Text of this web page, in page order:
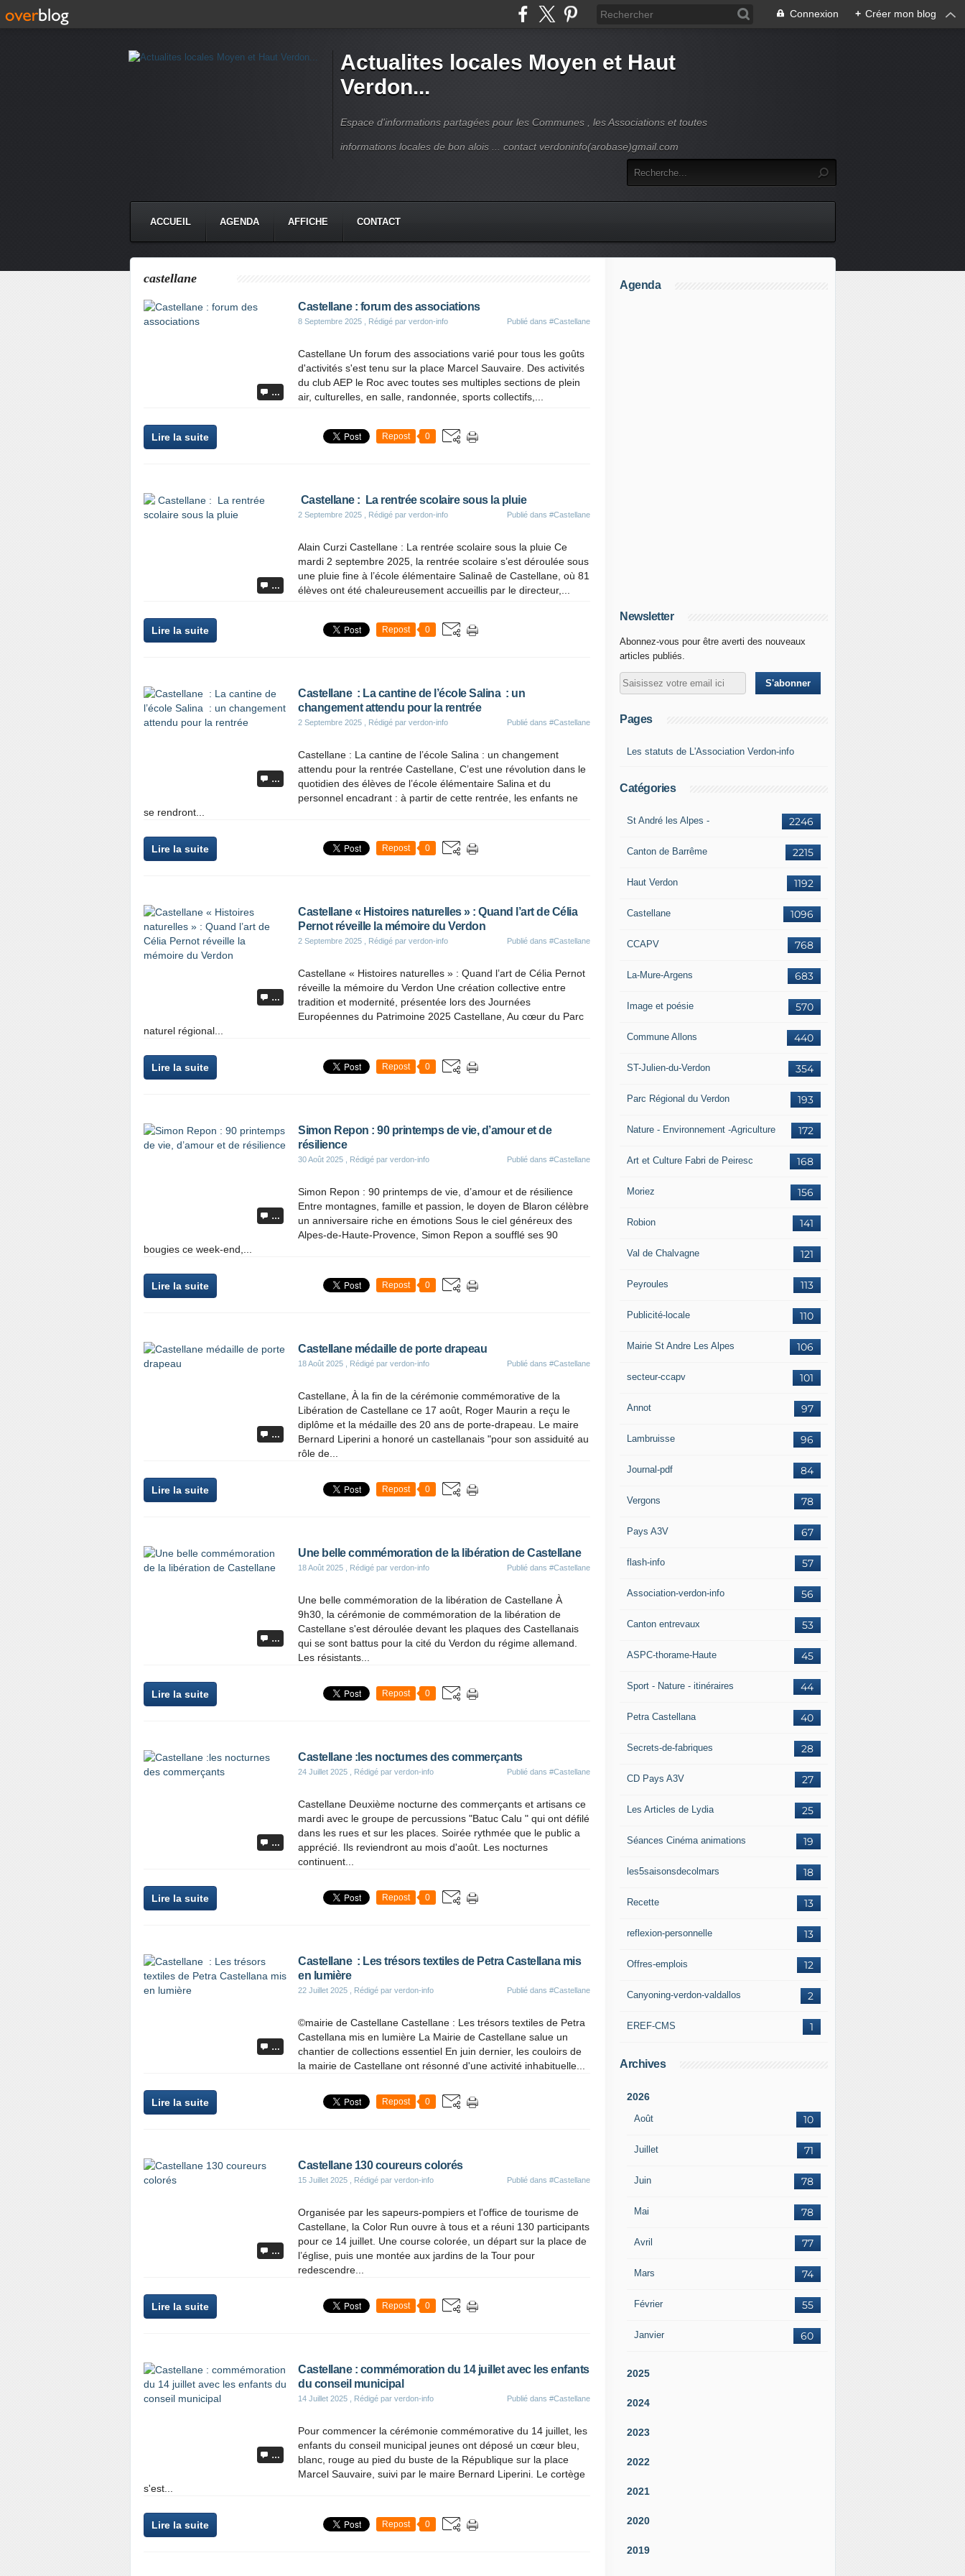
Connexion + Créer mon blog
Actualites locales Moyen et Haut
Verdon...
Espace d'informations partagées pour les Communes , les Associations et toutes
informations locales de bon alois ... contact verdoninfo(arobase)gmail.com
ACCUEIL AGENDA AFFICHE CONTACT
castellane
…
Castellane : forum des associations
8 Septembre 2025 , Rédigé par verdon-info Publié dans #Castellane
Castellane Un forum des associations varié pour tous les goûts
d'activités s'est tenu sur la place Marcel Sauvaire. Des activités
du club AEP le Roc avec toutes ses multiples sections de plein
air, culturelles, en salle, randonnée, sports collectifs,...
Lire la suite Repost 0
…
Castellane : La rentrée scolaire sous la pluie
2 Septembre 2025 , Rédigé par verdon-info Publié dans #Castellane
Alain Curzi Castellane : La rentrée scolaire sous la pluie Ce
mardi 2 septembre 2025, la rentrée scolaire s’est déroulée sous
une pluie fine à l’école élémentaire Salinaê de Castellane, où 81
élèves ont été chaleureusement accueillis par le directeur,...
Lire la suite Repost 0
…
Castellane : La cantine de l’école Salina : un
changement attendu pour la rentrée
2 Septembre 2025 , Rédigé par verdon-info Publié dans #Castellane
Castellane : La cantine de l’école Salina : un changement
attendu pour la rentrée Castellane, C’est une révolution dans le
quotidien des élèves de l’école élémentaire Salina et du
personnel encadrant : à partir de cette rentrée, les enfants ne
se rendront...
Lire la suite Repost 0
…
Castellane « Histoires naturelles » : Quand l’art de Célia
Pernot réveille la mémoire du Verdon
2 Septembre 2025 , Rédigé par verdon-info Publié dans #Castellane
Castellane « Histoires naturelles » : Quand l’art de Célia Pernot
réveille la mémoire du Verdon Une création collective entre
tradition et modernité, présentée lors des Journées
Européennes du Patrimoine 2025 Castellane, Au cœur du Parc
naturel régional...
Lire la suite Repost 0
…
Simon Repon : 90 printemps de vie, d’amour et de
résilience
30 Août 2025 , Rédigé par verdon-info Publié dans #Castellane
Simon Repon : 90 printemps de vie, d’amour et de résilience
Entre montagnes, famille et passion, le doyen de Blaron célèbre
un anniversaire riche en émotions Sous le ciel généreux des
Alpes-de-Haute-Provence, Simon Repon a soufflé ses 90
bougies ce week-end,...
Lire la suite Repost 0
…
Castellane médaille de porte drapeau
18 Août 2025 , Rédigé par verdon-info Publié dans #Castellane
Castellane, À la fin de la cérémonie commémorative de la
Libération de Castellane ce 17 août, Roger Maurin a reçu le
diplôme et la médaille des 20 ans de porte-drapeau. Le maire
Bernard Liperini a honoré un castellanais "pour son assiduité au
rôle de...
Lire la suite Repost 0
…
Une belle commémoration de la libération de Castellane
18 Août 2025 , Rédigé par verdon-info Publié dans #Castellane
Une belle commémoration de la libération de Castellane À
9h30, la cérémonie de commémoration de la libération de
Castellane s'est déroulée devant les plaques des Castellanais
qui se sont battus pour la cité du Verdon du régime allemand.
Les résistants...
Lire la suite Repost 0
…
Castellane :les nocturnes des commerçants
24 Juillet 2025 , Rédigé par verdon-info Publié dans #Castellane
Castellane Deuxième nocturne des commerçants et artisans ce
mardi avec le groupe de percussions "Batuc Calu " qui ont défilé
dans les rues et sur les places. Soirée rythmée que le public a
apprécié. Ils reviendront au mois d'août. Les nocturnes
continuent...
Lire la suite Repost 0
…
Castellane : Les trésors textiles de Petra Castellana mis
en lumière
22 Juillet 2025 , Rédigé par verdon-info Publié dans #Castellane
©mairie de Castellane Castellane : Les trésors textiles de Petra
Castellana mis en lumière La Mairie de Castellane salue un
chantier de collections essentiel En juin dernier, les couloirs de
la mairie de Castellane ont résonné d'une activité inhabituelle...
Lire la suite Repost 0
…
Castellane 130 coureurs colorés
15 Juillet 2025 , Rédigé par verdon-info Publié dans #Castellane
Organisée par les sapeurs-pompiers et l'office de tourisme de
Castellane, la Color Run ouvre à tous et a réuni 130 participants
pour ce 14 juillet. Une course colorée, un départ sur la place de
l’église, puis une montée aux jardins de la Tour pour
redescendre...
Lire la suite Repost 0
…
Castellane : commémoration du 14 juillet avec les enfants
du conseil municipal
14 Juillet 2025 , Rédigé par verdon-info Publié dans #Castellane
Pour commencer la cérémonie commémorative du 14 juillet, les
enfants du conseil municipal jeunes ont déposé un cœur bleu,
blanc, rouge au pied du buste de la République sur la place
Marcel Sauvaire, suivi par le maire Bernard Liperini. Le cortège
s'est...
Lire la suite Repost 0
Agenda
Newsletter
Abonnez-vous pour être averti des nouveaux
articles publiés.
Pages
Les statuts de L'Association Verdon-info
Catégories
2246
St André les Alpes -
2215
Canton de Barrême
1192
Haut Verdon
1096
Castellane
768
CCAPV
683
La-Mure-Argens
570
Image et poésie
440
Commune Allons
354
ST-Julien-du-Verdon
193
Parc Régional du Verdon
172
Nature - Environnement -Agriculture
168
Art et Culture Fabri de Peiresc
156
Moriez
141
Robion
121
Val de Chalvagne
113
Peyroules
110
Publicité-locale
106
Mairie St Andre Les Alpes
101
secteur-ccapv
97
Annot
96
Lambruisse
84
Journal-pdf
78
Vergons
67
Pays A3V
57
flash-info
56
Association-verdon-info
53
Canton entrevaux
45
ASPC-thorame-Haute
44
Sport - Nature - itinéraires
40
Petra Castellana
28
Secrets-de-fabriques
27
CD Pays A3V
25
Les Articles de Lydia
19
Séances Cinéma animations
18
les5saisonsdecolmars
13
Recette
13
reflexion-personnelle
12
Offres-emplois
2
Canyoning-verdon-valdallos
1
EREF-CMS
Archives
2026
Août 10
Juillet 71
Juin 78
Mai 78
Avril 77
Mars 74
Février 55
Janvier 60
2025
2024
2023
2022
2021
2020
2019